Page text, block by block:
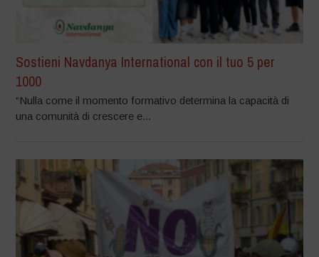
Sostieni Navdanya International con il tuo 5 per
1000
“Nulla come il momento formativo determina la capacità di
una comunità di crescere e...